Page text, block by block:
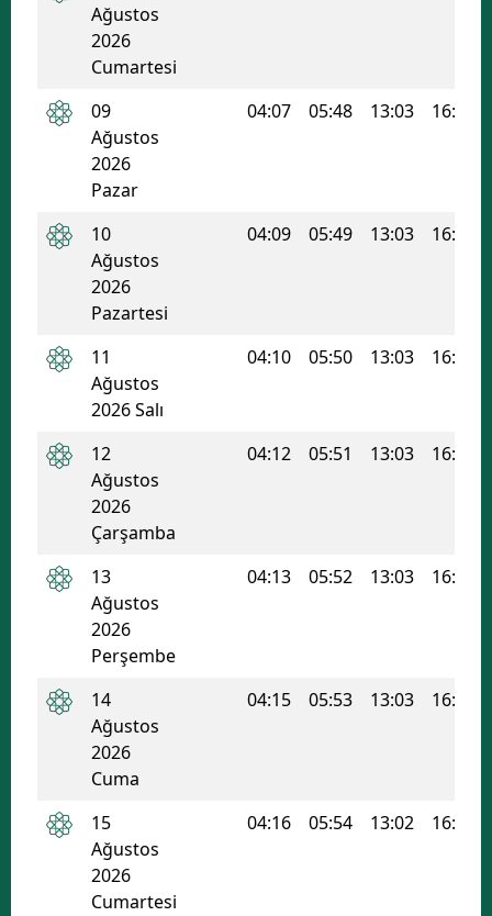
Giresun
Hatay
Mersin
Kars
Ağustos
2026
Cumartesi
09
Ağustos
2026
Pazar
04:07 05:48 13:03 16:56
10
Ağustos
2026
Pazartesi
04:09 05:49 13:03 16:55
11
Ağustos
2026 Salı
04:10 05:50 13:03 16:55
12
Ağustos
2026
Çarşamba
04:12 05:51 13:03 16:54
13
Ağustos
2026
Perşembe
04:13 05:52 13:03 16:53
14
Ağustos
2026
Cuma
04:15 05:53 13:03 16:53
15
Ağustos
2026
Cumartesi
04:16 05:54 13:02 16:52